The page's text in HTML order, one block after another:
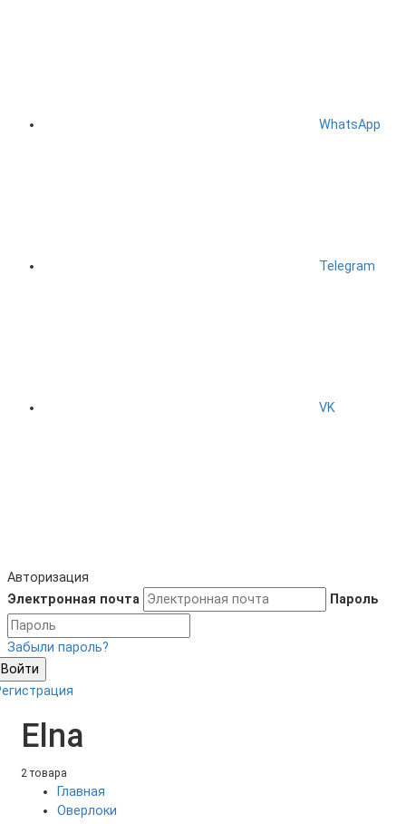
WhatsApp
Telegram
VK
Авторизация
Электронная почта
Пароль
Забыли пароль?
Войти
Elna
2 товара
Главная
Оверлоки